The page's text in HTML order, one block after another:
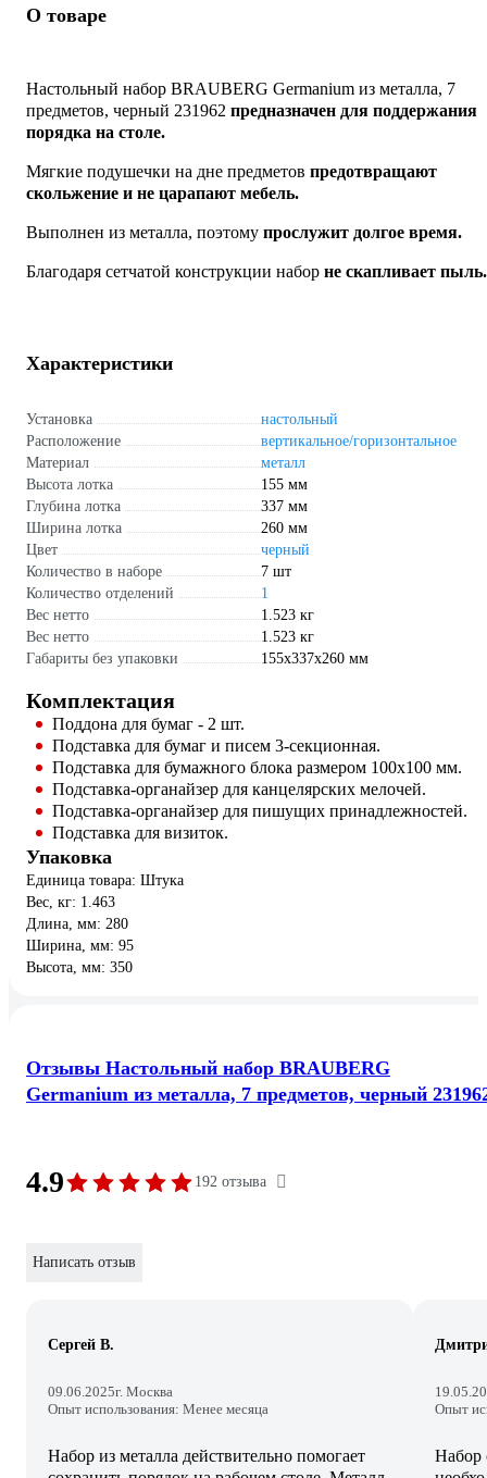
О товаре
Настольный набор BRAUBERG Germanium из металла, 7
предметов, черный 231962 предназначен для поддержания
порядка на столе.
Мягкие подушечки на дне предметов предотвращают
скольжение и не царапают мебель.
Выполнен из металла, поэтому прослужит долгое время.
Благодаря сетчатой конструкции набор не скапливает пыль.
Характеристики
Установка
настольный
Расположение
вертикальное/горизонтальное
Материал
металл
Высота лотка
155 мм
Глубина лотка
337 мм
Ширина лотка
260 мм
Цвет
черный
Количество в наборе
7 шт
Количество отделений
1
Вес нетто
1.523 кг
Вес нетто
1.523 кг
Габариты без упаковки
155x337x260 мм
Комплектация
Поддона для бумаг - 2 шт.
Подставка для бумаг и писем 3-секционная.
Подставка для бумажного блока размером 100х100 мм.
Подставка-органайзер для канцелярских мелочей.
Подставка-органайзер для пишущих принадлежностей.
Подставка для визиток.
Упаковка
Единица товара: Штука
Вес, кг: 1.463
Длина, мм: 280
Ширина, мм: 95
Высота, мм: 350
Отзывы Настольный набор BRAUBERG
Germanium из металла, 7 предметов, черный
4.9 192 отзыва
Написать отзыв
Сергей В.
09.06.2025г. Москва
Опыт использования: Менее месяца
Набор из металла действительно помогает
Опыт
Набор